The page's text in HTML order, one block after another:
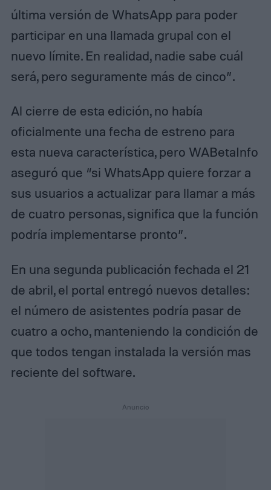
última versión de WhatsApp para poder
participar en una llamada grupal con el
nuevo límite. En realidad, nadie sabe cuál
será, pero seguramente más de cinco”.
Al cierre de esta edición, no había
oficialmente una fecha de estreno para
esta nueva característica, pero WABetaInfo
aseguró que “si WhatsApp quiere forzar a
sus usuarios a actualizar para llamar a más
de cuatro personas, significa que la función
podría implementarse pronto”.
En una segunda publicación fechada el 21
de abril, el portal entregó nuevos detalles:
el número de asistentes podría pasar de
cuatro a ocho, manteniendo la condición de
que todos tengan instalada la versión mas
reciente del software.